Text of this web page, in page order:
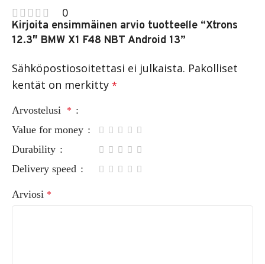
0
Kirjoita ensimmäinen arvio tuotteelle “Xtrons
12.3″ BMW X1 F48 NBT Android 13”
Sähköpostiosoitettasi ei julkaista. Pakolliset
kentät on merkitty *
Arvostelusi *
Value for money
Durability
Delivery speed
Arviosi *